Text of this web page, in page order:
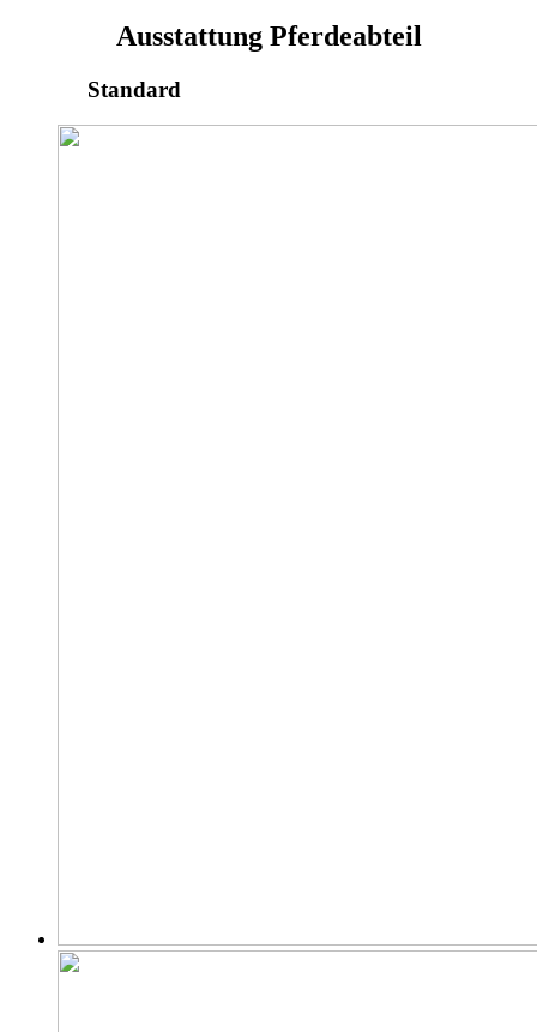
Ausstattung Pferdeabteil
Standard